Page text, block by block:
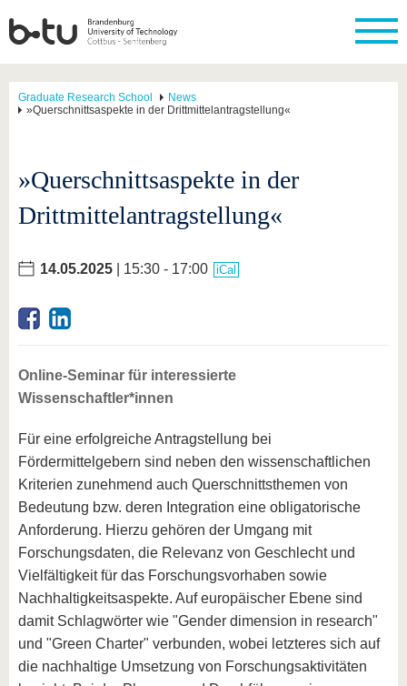
Graduate Research School
News
»Querschnittsaspekte in der Drittmittelantragstellung«
»Querschnittsaspekte in der
Drittmittelantragstellung«
14.05.2025 | 15:30 - 17:00 iCal
Online-Seminar für interessierte
Wissenschaftler*innen
Für eine erfolgreiche Antragstellung bei
Fördermittelgebern sind neben den wissenschaftlichen
Kriterien zunehmend auch Querschnittsthemen von
Bedeutung bzw. deren Integration eine obligatorische
Anforderung. Hierzu gehören der Umgang mit
Forschungsdaten, die Relevanz von Geschlecht und
Vielfältigkeit für das Forschungsvorhaben sowie
Nachhaltigkeitsaspekte. Auf europäischer Ebene sind
damit Schlagwörter wie "Gender dimension in research"
und "Green Charter" verbunden, wobei letzteres sich auf
die nachhaltige Umsetzung von Forschungsaktivitäten